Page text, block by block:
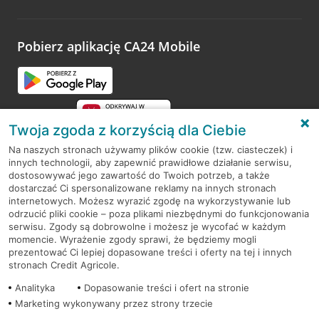
opinie.
Pobierz aplikację CA24 Mobile
RODO
Regulamin serwisu
Mapa serwisu
PolitykaCookies
Twoja zgoda z korzyścią dla Ciebie
Na naszych stronach używamy plików cookie (tzw. ciasteczek) i
innych technologii, aby zapewnić prawidłowe działanie serwisu,
dostosowywać jego zawartość do Twoich potrzeb, a także
dostarczać Ci spersonalizowane reklamy na innych stronach
internetowych. Możesz wyrazić zgodę na wykorzystywanie lub
odrzucić pliki cookie – poza plikami niezbędnymi do funkcjonowania
serwisu. Zgody są dobrowolne i możesz je wycofać w każdym
momencie. Wyrażenie zgody sprawi, że będziemy mogli
prezentować Ci lepiej dopasowane treści i oferty na tej i innych
stronach Credit Agricole.
Analityka
Dopasowanie treści i ofert na stronie
Marketing wykonywany przez strony trzecie